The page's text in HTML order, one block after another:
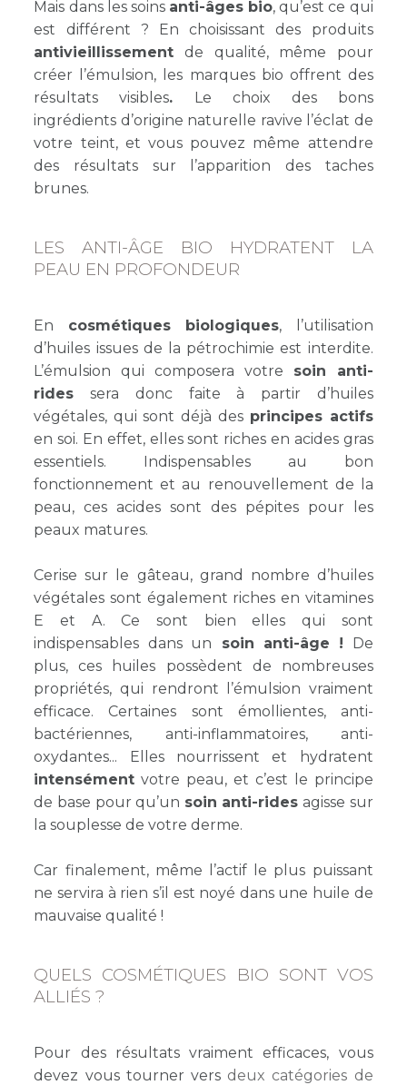
Mais dans les soins anti-âges bio, qu’est ce qui
est différent ? En choisissant des produits
antivieillissement de qualité, même pour
créer l’émulsion, les marques bio offrent des
résultats visibles. Le choix des bons
ingrédients d’origine naturelle ravive l’éclat de
votre teint, et vous pouvez même attendre
des résultats sur l’apparition des taches
brunes.
LES ANTI-ÂGE BIO HYDRATENT LA
PEAU EN PROFONDEUR
En cosmétiques biologiques, l’utilisation
d’huiles issues de la pétrochimie est interdite.
L’émulsion qui composera votre soin anti-
rides sera donc faite à partir d’huiles
végétales, qui sont déjà desprincipes actifs
en soi. En effet, elles sont riches en acides gras
essentiels. Indispensables au bon
fonctionnement et au renouvellement de la
peau, ces acides sont des pépites pour les
peaux matures.
Cerise sur le gâteau, grand nombre d’huiles
végétales sont également riches en vitamines
E et A. Ce sont bien elles qui sont
indispensables dans un soin anti-âge ! De
plus, ces huiles possèdent de nombreuses
propriétés, qui rendront l’émulsion vraiment
efficace. Certaines sont émollientes, anti-
bactériennes, anti-inflammatoires, anti-
oxydantes... Elles nourrissent et hydratent
intensément votre peau, et c’est le principe
de base pour qu’un soin anti-rides agisse sur
la souplesse de votre derme.
Car finalement, même l’actif le plus puissant
ne servira à rien s’il est noyé dans une huile de
mauvaise qualité !
QUELS COSMÉTIQUES BIO SONT VOS
ALLIÉS ?
Pour des résultats vraiment efficaces, vous
devez vous tourner vers deux catégories de